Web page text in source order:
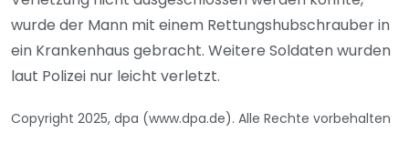
wurde der Mann mit einem Rettungshubschrauber in
ein Krankenhaus gebracht. Weitere Soldaten wurden
laut Polizei nur leicht verletzt.
Copyright 2025, dpa (www.dpa.de). Alle Rechte vorbehalten